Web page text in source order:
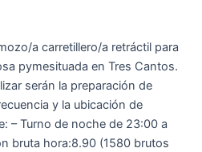
a carretillero/a retráctil para
pymesituada en Tres Cantos.
serán la preparación de
y la ubicación de
– Turno de noche de 23:00 a
bruta hora:8.90 (1580 brutos